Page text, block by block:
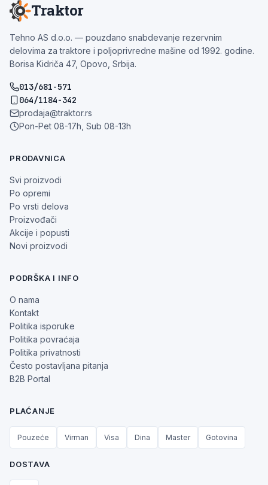
Traktor
Tehno AS d.o.o. — pouzdano snabdevanje rezervnim
delovima za traktore i poljoprivredne mašine od 1992. godine.
Borisa Kidriča 47, Opovo, Srbija.
013/681-571
064/1184-342
prodaja@traktor.rs
Pon-Pet 08-17h, Sub 08-13h
PRODAVNICA
Svi proizvodi
Po opremi
Po vrsti delova
Proizvođači
Akcije i popusti
Novi proizvodi
PODRŠKA I INFO
O nama
Kontakt
Politika isporuke
Politika povraćaja
Politika privatnosti
Često postavljana pitanja
B2B Portal
PLAĆANJE
Pouzeće Virman Visa Dina Master Gotovina
DOSTAVA